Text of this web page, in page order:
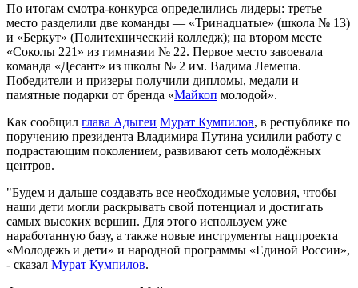
По итогам смотра-конкурса определились лидеры: третье
место разделили две команды — «Тринадцатые» (школа № 13)
и «Беркут» (Политехнический колледж); на втором месте
«Соколы 221» из гимназии № 22. Первое место завоевала
команда «Десант» из школы № 2 им. Вадима Лемеша.
Победители и призеры получили дипломы, медали и
памятные подарки от бренда «Майкоп молодой».
Как сообщил глава Адыгеи Мурат Кумпилов, в республике по
поручению президента Владимира Путина усилили работу с
подрастающим поколением, развивают сеть молодёжных
центров.
"Будем и дальше создавать все необходимые условия, чтобы
наши дети могли раскрывать свой потенциал и достигать
самых высоких вершин. Для этого используем уже
наработанную базу, а также новые инструменты нацпроекта
«Молодежь и дети» и народной программы «Единой России»,
- сказал Мурат Кумпилов.